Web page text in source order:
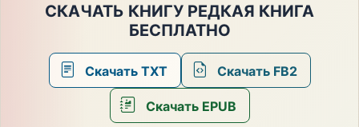
СКАЧАТЬ КНИГУ РЕДКАЯ КНИГА
БЕСПЛАТНО
Скачать TXT Скачать FB2
Скачать EPUB